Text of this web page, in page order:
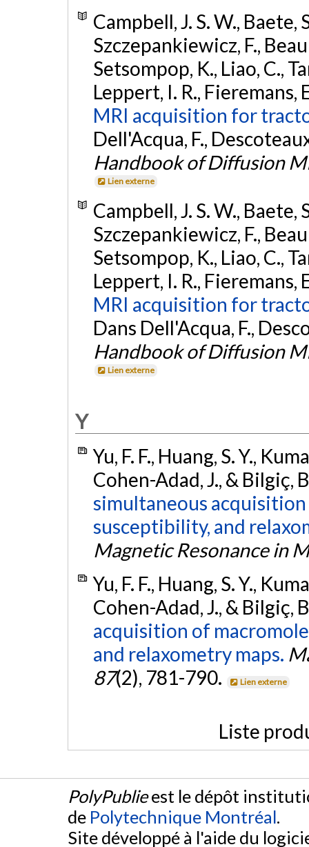
Campbell, J. S. W., Baete,
Szczepankiewicz, F.,
Setsompop, K., Liao, C.,
Leppert, I. R., Fieremans,
MRI acquisition for
Dell'Acqua, F.,
Handbook of Diffusion
Lien externe
Campbell, J. S. W., Baete,
Szczepankiewicz, F.,
Setsompop, K., Liao, C.,
Leppert, I. R., Fieremans,
MRI acquisition for
Dans Dell'Acqua, F.,
Handbook of Diffusion
Lien externe
Y
Yu, F. F., Huang, S. Y.,
Cohen-Adad, J., & Bilgiç,
simultaneous
susceptibility, and
Magnetic Resonance in
Yu, F. F., Huang, S. Y.,
Cohen-Adad, J., & Bilgiç,
acquisition of
and relaxometry maps.
87(2), 781-790. Lien externe
Liste
PolyPublieest le dépôt
de Polytechnique Montréal.
Site développé à l'aide du